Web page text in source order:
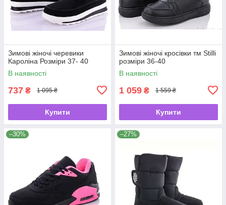
Зимові жіночі черевики
Кароліна Розміри 37- 40
В наявності
737 ₴ 1 095 ₴
Купити
Зимові жіночі кросівки тм Stilli
розміри 36-40
В наявності
1 059 ₴ 1 559 ₴
Купити
–30% –27%